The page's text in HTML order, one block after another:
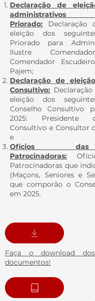
Declaração de
Priorado: Declaração
eleição dos
Priorado para
Ilustre
Comendador
Pajem;
Declaração de
Consultivo:
eleição dos
Conselho Consultivo
2025: Presidente
Consultivo e Consultor
e
Ofícios
Patrocinadoras:
Patrocinadoras que
(Maçons, Seniores e
que comporão o
em 2025.
Faça o download
documentos!​